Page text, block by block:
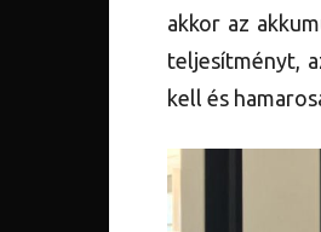
akkor az
teljesítményt,
kell és